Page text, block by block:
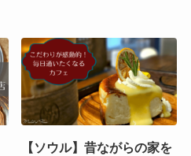
【ソウル】昔ながらの家を